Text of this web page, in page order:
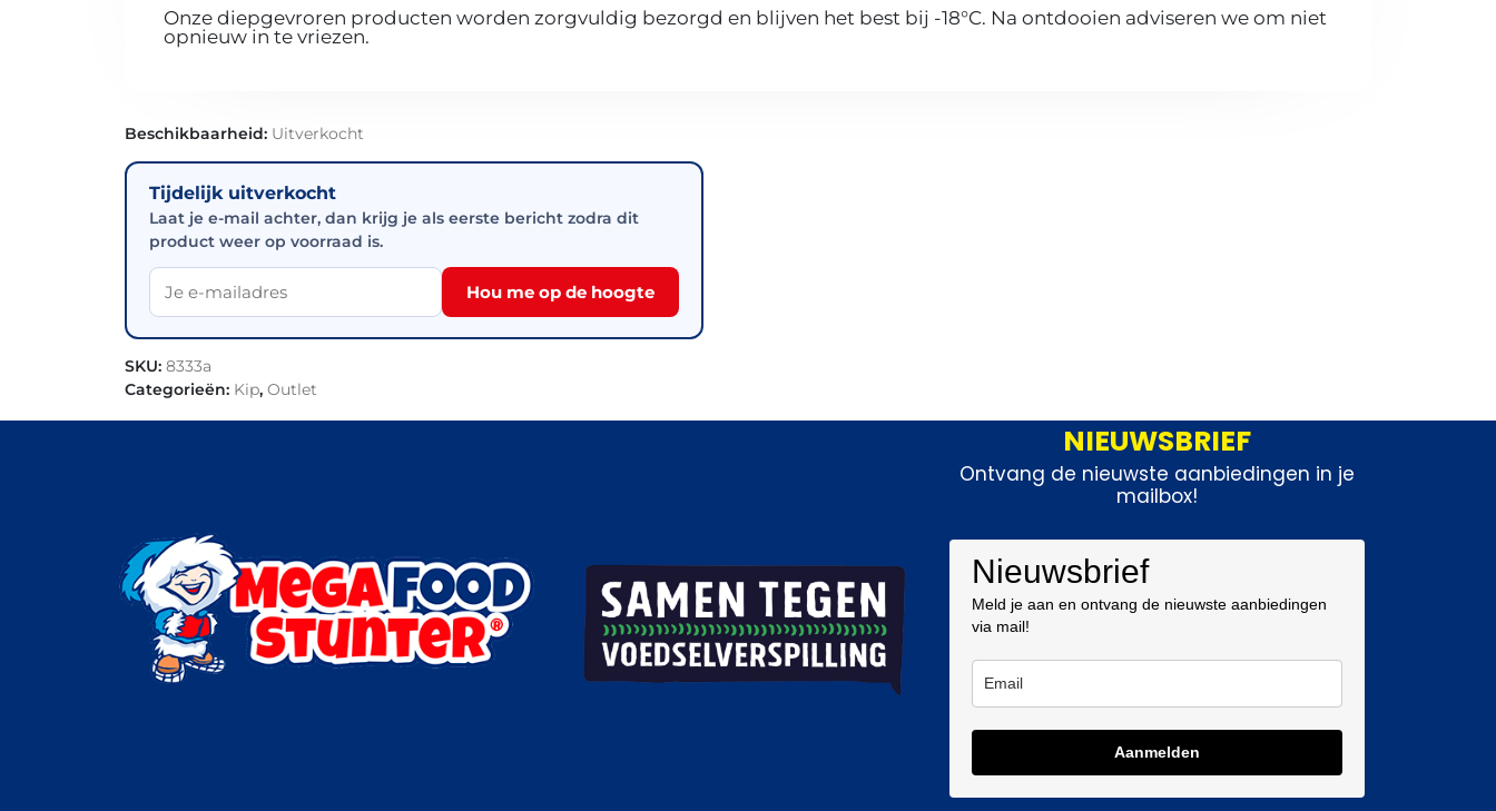
Onze diepgevroren producten worden zorgvuldig bezorgd en blijven het best bij -18°C. Na ontdooien adviseren we om niet
opnieuw in te vriezen.
Beschikbaarheid: Uitverkocht
Tijdelijk uitverkocht
Laat je e-mail achter, dan krijg je als eerste bericht zodra dit
product weer op voorraad is.
Hou me op de hoogte
SKU: 8333a
Categorieën: Kip, Outlet
NIEUWSBRIEF
Ontvang de nieuwste aanbiedingen in je
mailbox!
Nieuwsbrief
Meld je aan en ontvang de nieuwste aanbiedingen
via mail!
Aanmelden